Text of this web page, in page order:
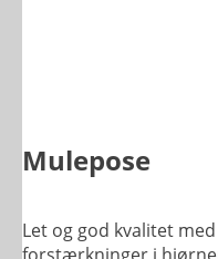
Mulepose
Let og god kvalitet